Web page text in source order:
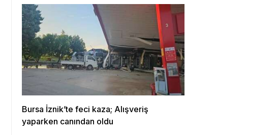
Bursa İznik’te feci kaza; Alışveriş
yaparken canından oldu